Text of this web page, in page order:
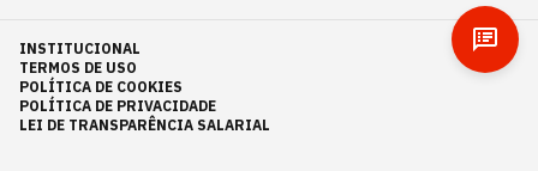
INSTITUCIONAL
TERMOS DE USO
POLÍTICA DE COOKIES
POLÍTICA DE PRIVACIDADE
LEI DE TRANSPARÊNCIA SALARIAL